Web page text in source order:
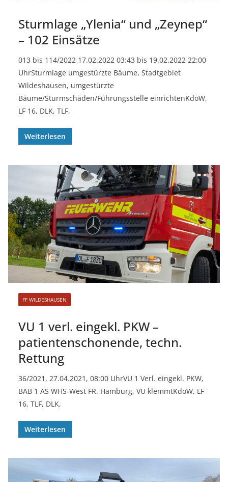
Sturmlage „Ylenia“ und „Zeynep“
– 102 Einsätze
013 bis 114/2022 17.02.2022 03:43 bis 19.02.2022 22:00
UhrSturmlage umgestürzte Bäume, Stadtgebiet
Wildeshausen, umgestürzte
Bäume/Sturmschäden/Führungsstelle einrichtenKdoW,
LF 16, DLK, TLF,
Weiterlesen
FF WILDESHAUSEN
VU 1 verl. eingekl. PKW –
patientenschonende, techn.
Rettung
36/2021, 27.04.2021, 08:00 UhrVU 1 Verl. eingekl. PKW,
BAB 1 AS WHS-West FR. Hamburg, VU klemmtKdoW, LF
16, TLF, DLK,
Weiterlesen